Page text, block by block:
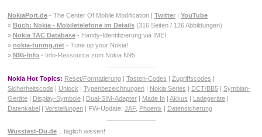
NokiaPort.de- The Center Of Mobile Modification | Twitter| YouTube
» Buch: Nokia - Mobiletelefone im Details(316 Seiten / 126 Abbildungen)
» Nokia TAC Database- Handy-Identifizierung via IMEI
» nokia-tuning.net- Tune up your Nokia!
» N95-Info - Info-Ressource zum Nokia N95
Nokia Hot Topics: Reset/Formatierung| Tasten-Codes | Zugriffscodes |
Sicherheitscode| Unlock | Typenbezeichnungen| Nokia Series | DCT/BB5| Symbian-
Geräte| Display-Symbole| Dual-SIM-Adapter| Made In| Akkus | Ladegeräte|
Datenkabel| Vorstellungen| FW-Update: JAF, Phoenix | Datensicherung
Wusstest-Du.de...täglich wissen!